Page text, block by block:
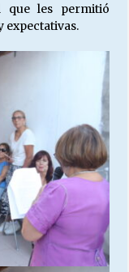
Souls (Salvar
la riqueza
que les permitió
expectativas.